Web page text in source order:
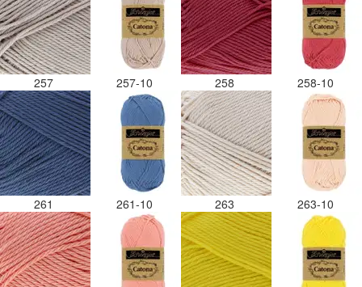
257 257-10 258 258-10
261 261-10 263 263-10